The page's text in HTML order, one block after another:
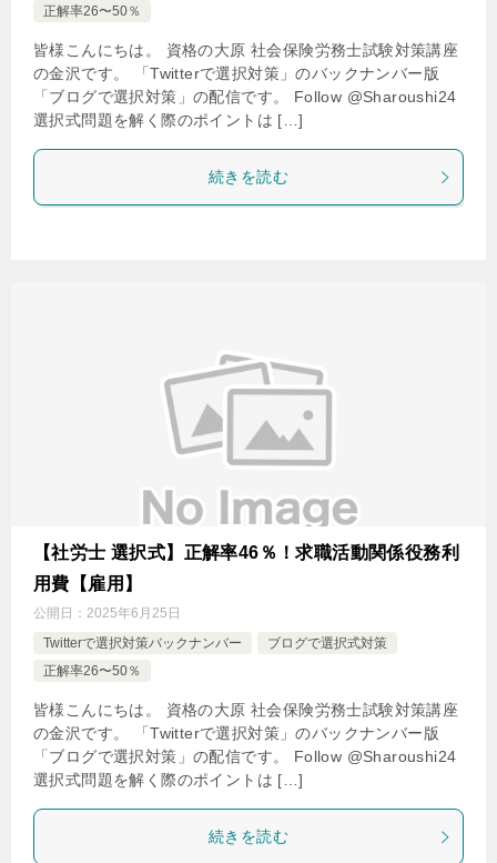
正解率26〜50％
皆様こんにちは。 資格の大原 社会保険労務士試験対策講座
の金沢です。 「Twitterで選択対策」のバックナンバー版
「ブログで選択対策」の配信です。 Follow @Sharoushi24
選択式問題を解く際のポイントは […]
続きを読む
【社労士 選択式】正解率46％！求職活動関係役務利
用費【雇用】
公開日： 2025年6月25日
Twitterで選択対策バックナンバー
ブログで選択式対策
正解率26〜50％
皆様こんにちは。 資格の大原 社会保険労務士試験対策講座
の金沢です。 「Twitterで選択対策」のバックナンバー版
「ブログで選択対策」の配信です。 Follow @Sharoushi24
選択式問題を解く際のポイントは […]
続きを読む